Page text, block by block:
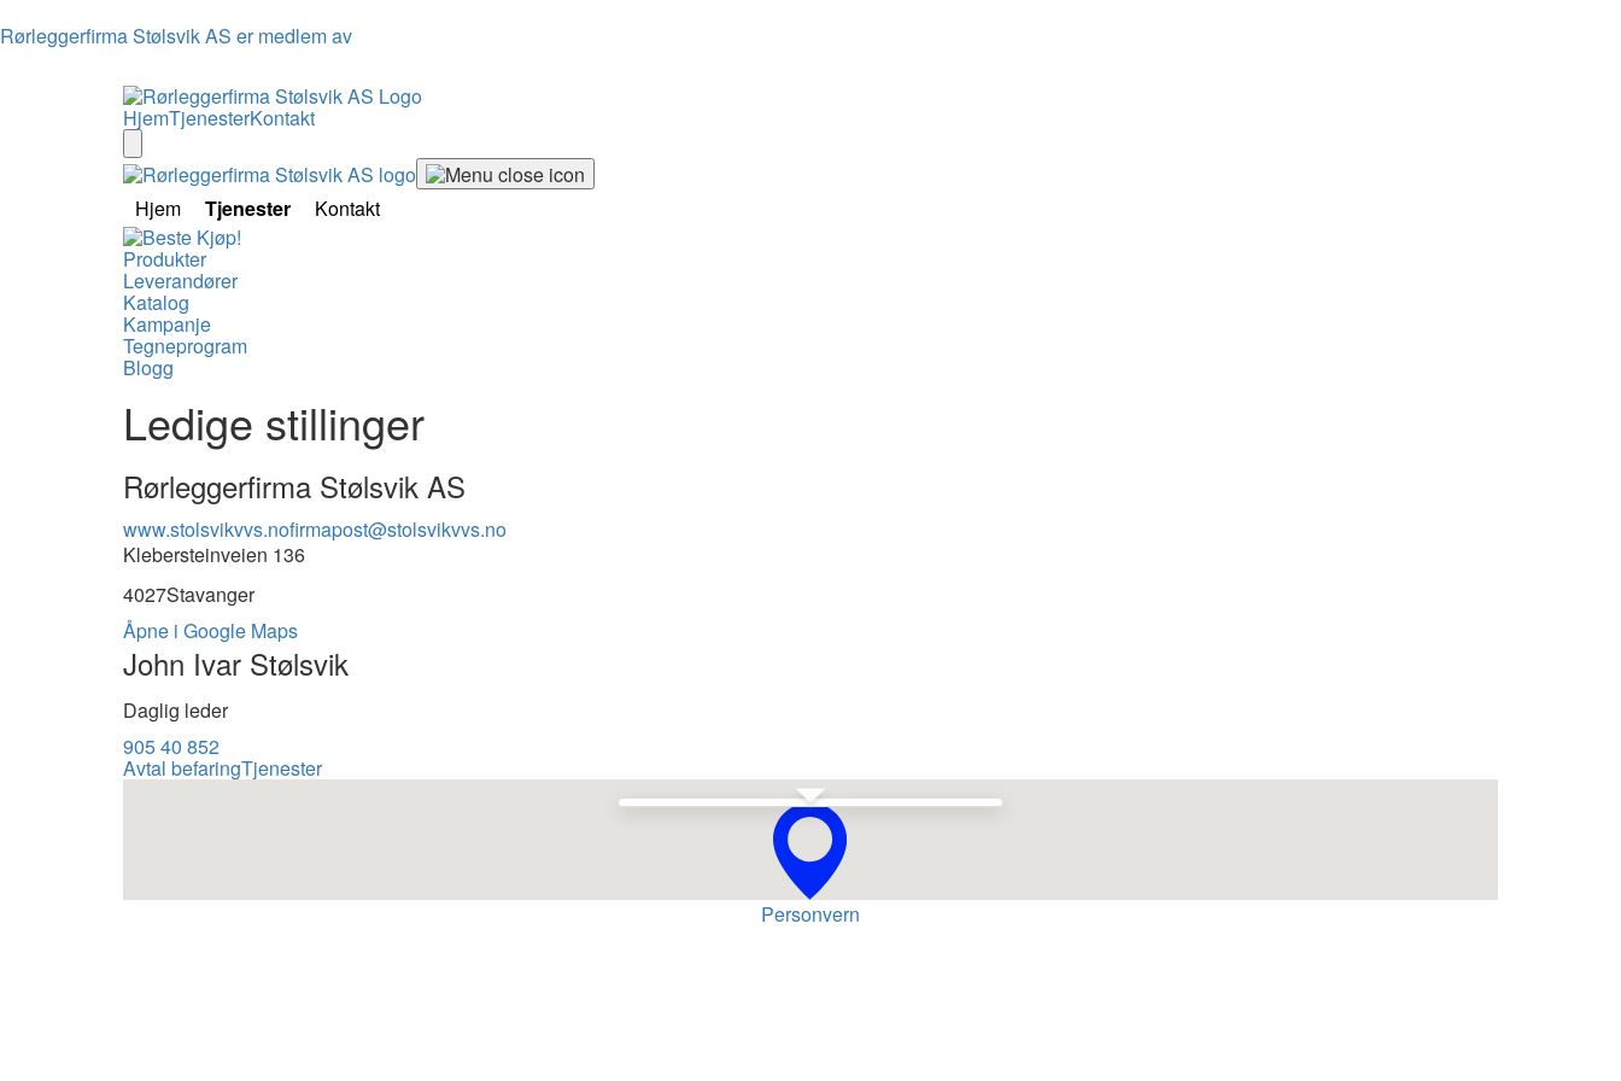
Rørleggerfirma Stølsvik AS er medlem av
HjemTjenesterKontakt
Hjem Tjenester
Kontakt
Produkter
Leverandører
Katalog
Kampanje
Tegneprogram
Blogg
Ledige stillinger
Rørleggerfirma Stølsvik AS
www.stolsvikvvs.nofirmapost@stolsvikvvs.no
Klebersteinveien 136
4027Stavanger
Åpne i Google Maps
John Ivar Stølsvik
Daglig leder
905 40 852
Avtal befaringTjenester
Personvern